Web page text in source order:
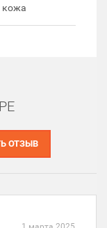
кожа
ОТЗЫВ